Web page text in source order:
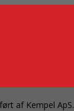
af Kempel ApS.